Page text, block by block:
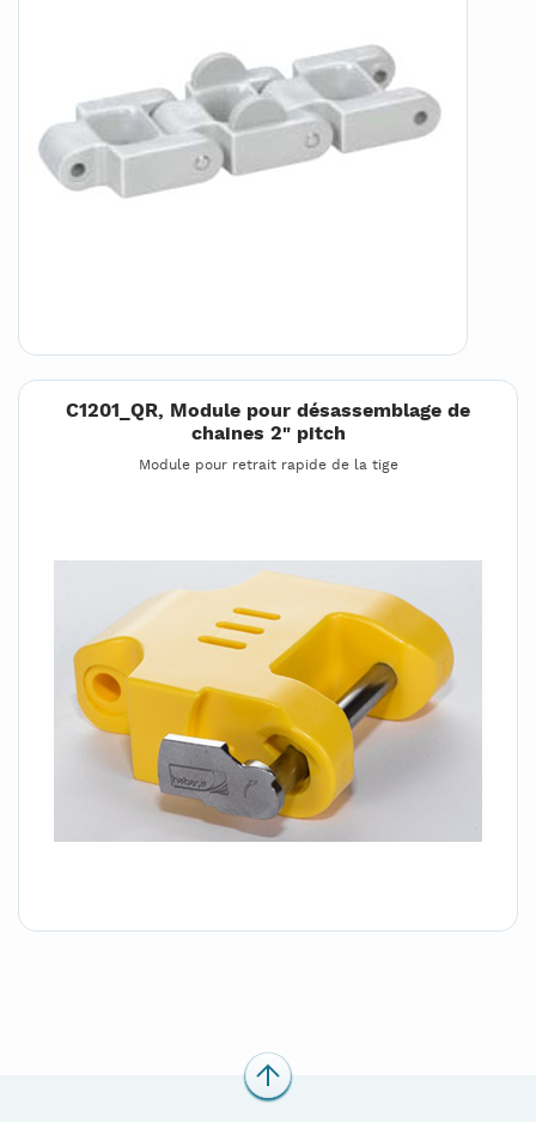
C1201_QR, Module pour désassemblage de
chaines 2" pitch
Module pour retrait rapide de la tige